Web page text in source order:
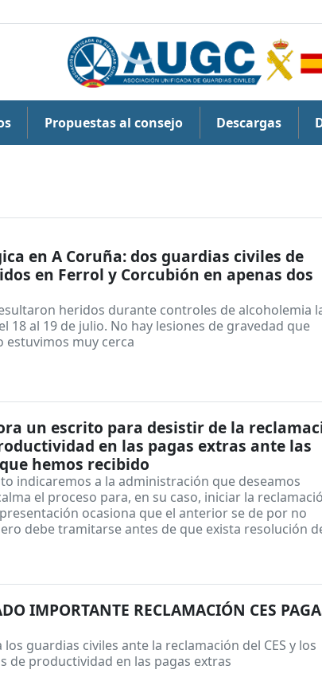
Propuestas al consejo Descargas
en A Coruña: dos guardias civiles de
en Ferrol y Corcubión en apenas dos
heridos durante controles de alcoholemia
18 al 19 de julio. No hay lesiones de gravedad que
estuvimos muy cerca
un escrito para desistir de la
en las pagas extras ante las
hemos recibido
indicaremos a la administración que deseamos
el proceso para, en su caso, iniciar la
ocasiona que el anterior se de por no
debe tramitarse antes de que exista resolución
IMPORTANTE RECLAMACIÓN CES
los guardias civiles ante la reclamación del CES y los
de productividad en las pagas extras